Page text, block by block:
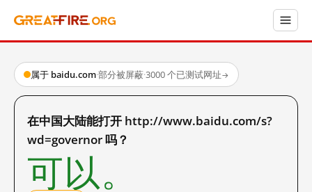
属于 baidu.com·部分被屏蔽·3000 个已测试网址→
在中国大陆能打开 http://www.baidu.com/s?
wd=governor 吗？
可以。